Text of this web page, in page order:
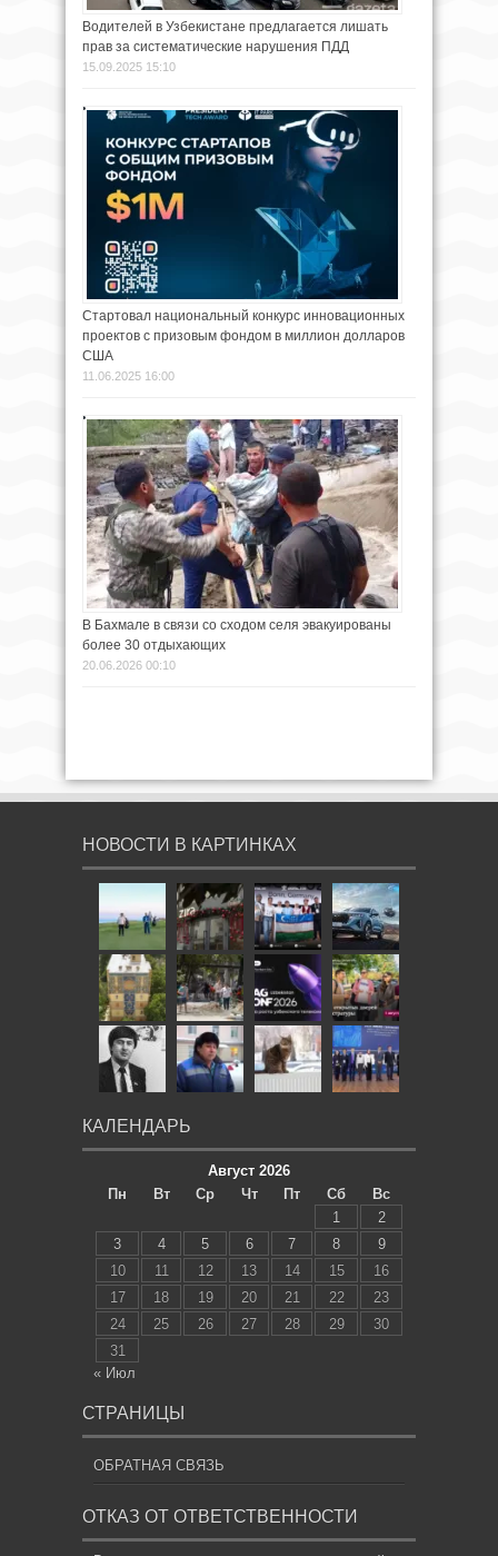
Водителей в Узбекистане предлагается лишать
прав за систематические нарушения ПДД
15.09.2025 15:10
Стартовал национальный конкурс инновационных
проектов с призовым фондом в миллион долларов
США
11.06.2025 16:00
В Бахмале в связи со сходом селя эвакуированы
более 30 отдыхающих
20.06.2026 00:10
НОВОСТИ В КАРТИНКАХ
КАЛЕНДАРЬ
Август 2026
Пн
Вт Ср Чт Пт Сб
Вс
1
2
3
4 5 6 7 8
9
10
11 12 13 14 15
16
17
18 19 20 21 22
23
24
25 26 27 28 29
30
31
« Июл
СТРАНИЦЫ
ОБРАТНАЯ СВЯЗЬ
ОТКАЗ ОТ ОТВЕТСТВЕННОСТИ